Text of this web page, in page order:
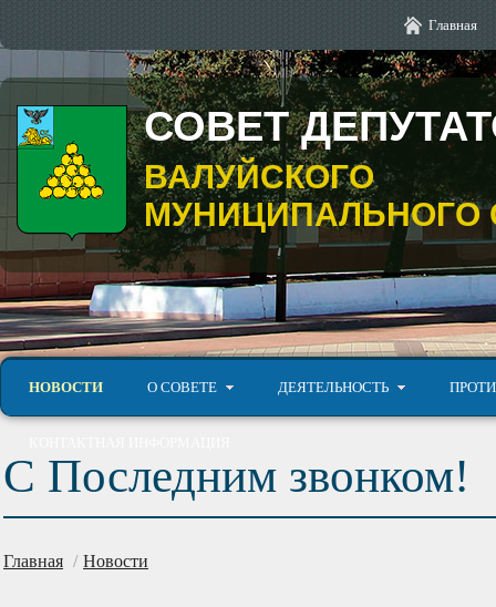
Главная
СОВЕТ
ВАЛУЙСКОГО
МУНИЦИПАЛЬНОГО
НОВОСТИ О СОВЕТЕ ДЕЯТЕЛЬНОСТЬ
С Последним звонком!
Главная / Новости